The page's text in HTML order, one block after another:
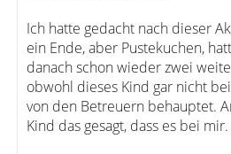
Ich hatte gedacht nach dieser
ein Ende, aber Pustekuchen,
danach schon wieder zwei
obwohl dieses Kind gar nicht
von den Betreuern behauptet.
Kind das gesagt, dass es bei